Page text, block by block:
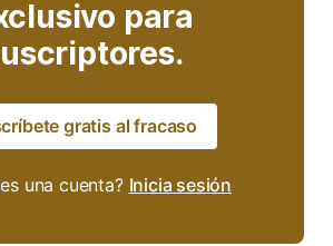
para
gratis al fracaso
una cuenta? Inicia sesión